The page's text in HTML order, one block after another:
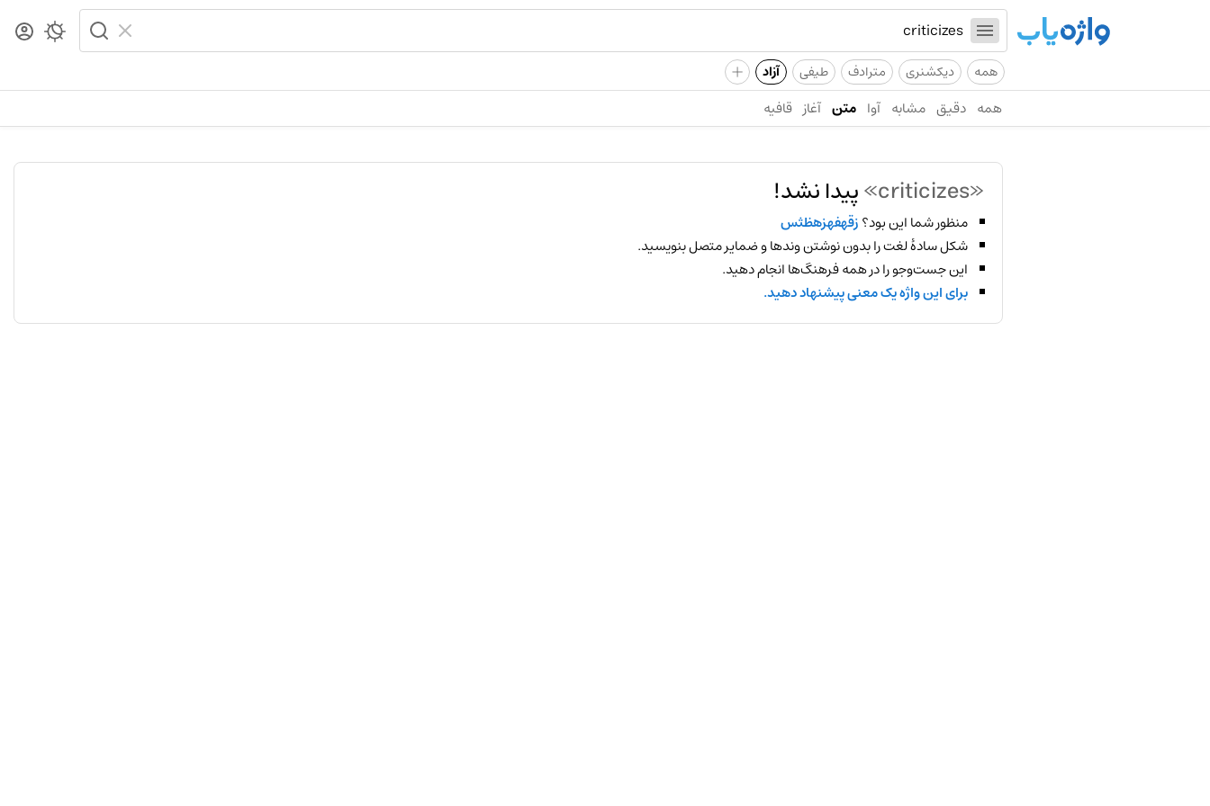
همه دیکشنری مترادف طیفی آزاد +
همه دقیق مشابه آوا متن آغاز قافیه
«criticizes» پیدا نشد!
منظور شما این بود؟زقهفهزهظثس
شکل سادهٔ لغت را بدون نوشتن وندها و ضمایر متصل بنویسید.
این جست‌وجو را در همه فرهنگ‌ها انجام دهید.
برای این واژه یک معنی پیشنهاد دهید.